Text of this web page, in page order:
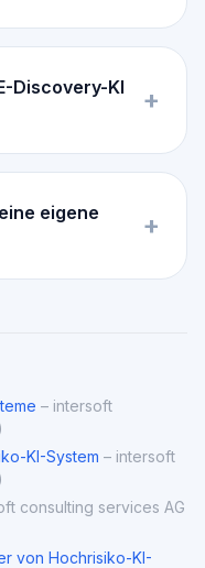
Discovery-KI
+
eigene
+
– intersoft
KI-System – intersoft
consulting services AG
von Hochrisiko-KI-